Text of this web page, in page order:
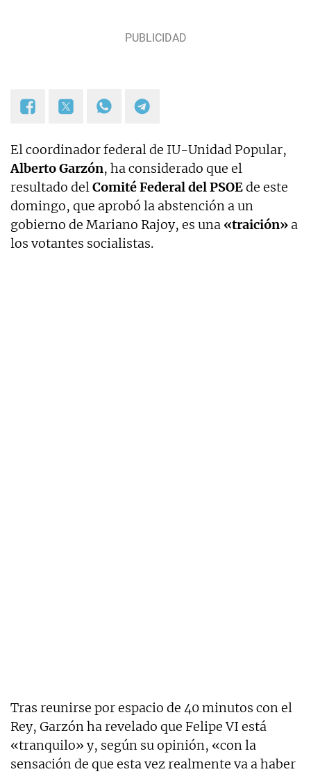
El coordinador federal de IU-Unidad Popular,
Alberto Garzón, ha considerado que el
resultado delComité Federal del PSOEde este
domingo, que aprobó la abstención a un
gobierno de Mariano Rajoy, es una «traición» a
los votantes socialistas.
Tras reunirse por espacio de 40 minutos con el
Rey, Garzón ha revelado que Felipe VI está
«tranquilo» y, según su opinión, «con la
sensación de que esta vez realmente va a haber